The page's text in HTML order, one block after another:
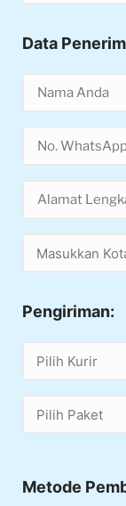
Data
Masukkan
Pengiriman:
Pilih Kurir
Pilih Paket
Metode